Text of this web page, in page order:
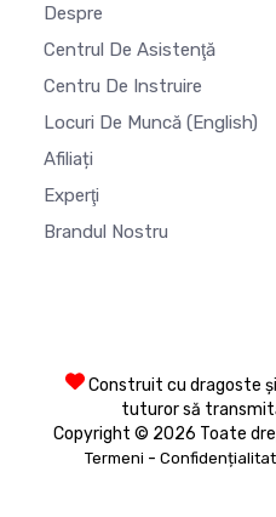
Despre
Centrul De Asistenţă
Centru De Instruire
Locuri De Muncă (English)
Afiliați
Experţi
Brandul Nostru
Construit cu dragoste
tuturor să
Copyright © 2026 Toate
Termeni -